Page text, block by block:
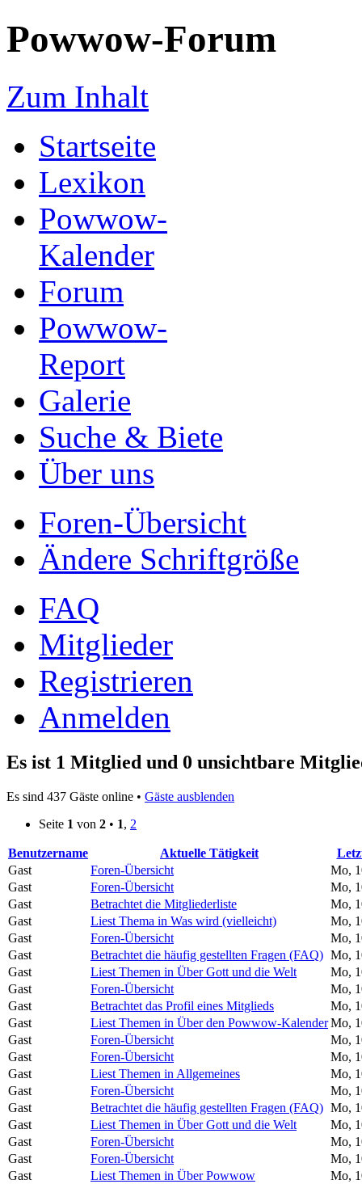
Powwow-Forum
Zum Inhalt
Startseite
Lexikon
Powwow-
Kalender
Forum
Powwow-
Report
Galerie
Suche & Biete
Über uns
Foren-Übersicht
Ändere Schriftgröße
FAQ
Mitglieder
Registrieren
Anmelden
Es ist 1 Mitglied und 0 unsichtbare
Es sind 437 Gäste online • Gäste ausblenden
Seite 1 von 2 • 1, 2
Benutzername Aktuelle Tätigkeit
Gast
Foren-Übersicht
Mo,
Gast
Foren-Übersicht
Mo,
Gast
Betrachtet die Mitgliederliste
Mo,
Gast
Liest Thema in Was wird (vielleicht)
Mo,
Gast
Foren-Übersicht
Mo,
Gast
Betrachtet die häufig gestellten Fragen (FAQ) Mo,
Gast
Liest Themen in Über Gott und die Welt
Mo,
Gast
Foren-Übersicht
Mo,
Gast
Betrachtet das Profil eines Mitglieds
Mo,
Gast
Liest Themen in Über den Powwow-KalenderMo,
Gast
Foren-Übersicht
Mo,
Gast
Foren-Übersicht
Mo,
Gast
Liest Themen in Allgemeines
Mo,
Gast
Foren-Übersicht
Mo,
Gast
Betrachtet die häufig gestellten Fragen (FAQ) Mo,
Gast
Liest Themen in Über Gott und die Welt
Mo,
Gast
Foren-Übersicht
Mo,
Gast
Foren-Übersicht
Mo,
Gast
Liest Themen in Über Powwow
Mo,